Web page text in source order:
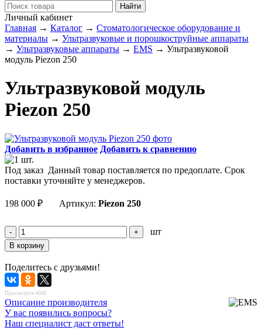
Личный кабинет
Главная → Каталог → Стоматологическое оборудование и
материалы → Ультразвуковые и порошкоструйные аппараты
→ Ультразвуковые аппараты → EMS → Ультразвуковой
модуль Piezon 250
Ультразвуковой модуль
Piezon 250
Добавить в избранное Добавить к сравнению
Под заказ Данный товар поставляется по предоплате. Срок
поставки уточняйте у менеджеров.
198 000 ₽ Артикул: Piezon 250
шт
Поделитесь с друзьями!
Просмотров 4006
Описание производителя
У вас появились вопросы?
Наш специалист даст ответы!